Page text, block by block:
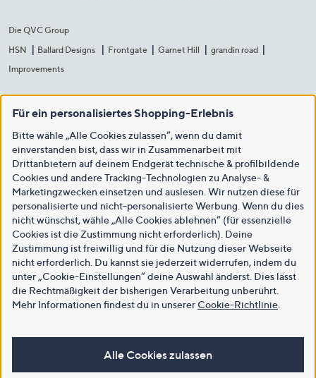
Die QVC Group
HSN
Ballard Designs Frontgate Garnet Hill
grandin road
Improvements
Für ein personalisiertes Shopping-Erlebnis
Bitte wähle „Alle Cookies zulassen“, wenn du damit
einverstanden bist, dass wir in Zusammenarbeit mit
Drittanbietern auf deinem Endgerät technische & profilbildende
Cookies und andere Tracking-Technologien zu Analyse- &
Marketingzwecken einsetzen und auslesen. Wir nutzen diese für
personalisierte und nicht-personalisierte Werbung. Wenn du dies
nicht wünschst, wähle „Alle Cookies ablehnen“ (für essenzielle
Cookies ist die Zustimmung nicht erforderlich). Deine
Zustimmung ist freiwillig und für die Nutzung dieser Webseite
nicht erforderlich. Du kannst sie jederzeit widerrufen, indem du
unter „Cookie-Einstellungen“ deine Auswahl änderst. Dies lässt
die Rechtmäßigkeit der bisherigen Verarbeitung unberührt.
Mehr Informationen findest du in unsererCookie-Richtlinie
Alle Cookies zulassen